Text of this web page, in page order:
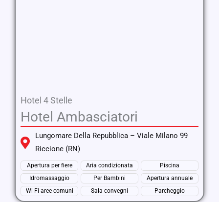
Hotel 4 Stelle
Hotel Ambasciatori
Lungomare Della Repubblica – Viale Milano 99
Riccione (RN)
Apertura per fiere Aria condizionata
Piscina
Idromassaggio
Per Bambini
Apertura annuale
Wi-Fi aree comuni
Sala convegni Parcheggio